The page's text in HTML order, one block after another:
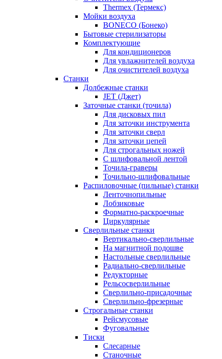
Thermex (Термекс)
Мойки воздуха
BONECO (Бонеко)
Бытовые стерилизаторы
Комплектующие
Для кондиционеров
Для увлажнителей воздуха
Для очистителей воздуха
Станки
Долбежные станки
JET (Джет)
Заточные станки (точила)
Для дисковых пил
Для заточки инструмента
Для заточки сверл
Для заточки цепей
Для строгальных ножей
С шлифовальной лентой
Точила-граверы
Точильно-шлифовальные
Распиловочные (пильные) станки
Ленточнопильные
Лобзиковые
Форматно-раскроечные
Циркулярные
Сверлильные станки
Вертикально-сверлильные
На магнитной подошве
Настольные сверлильные
Радиально-сверлильные
Редукторные
Рельсосверлильные
Сверлильно-присадочные
Сверлильно-фрезерные
Строгальные станки
Рейсмусовые
Фуговальные
Тиски
Слесарные
Станочные